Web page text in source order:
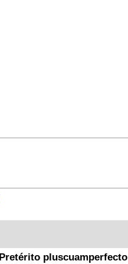
Pretérito pluscuamperfecto